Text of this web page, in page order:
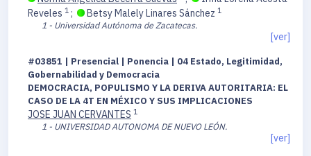
Reveles 1 ; Betsy Malely Linares Sánchez 1
1 - Universidad Autónoma de Zacatecas.
[ver]
#03851 | Presencial | Ponencia | 04 Estado, Legitimidad,
Gobernabilidad y Democracia
DEMOCRACIA, POPULISMO Y LA DERIVA AUTORITARIA: EL
CASO DE LA 4T EN MÉXICO Y SUS IMPLICACIONES
JOSE JUAN CERVANTES 1
1 - UNIVERSIDAD AUTONOMA DE NUEVO LEÓN.
[ver]